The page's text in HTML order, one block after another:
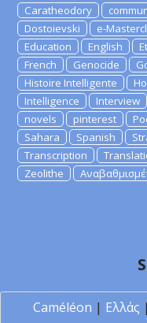
Caratheodory
Dostoievski
e-
Education
English
French
Genocide
Histoire Intelligente
Intelligence
Interview
novels
pinterest
Sahara
Spanish
Transcription
Zeolithe
Caméléon | Ελλάς |